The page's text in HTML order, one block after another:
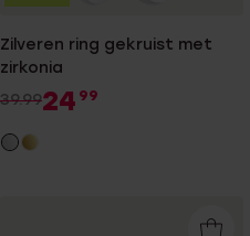
Zilveren ring gekruist met
zirkonia
39.9924 99